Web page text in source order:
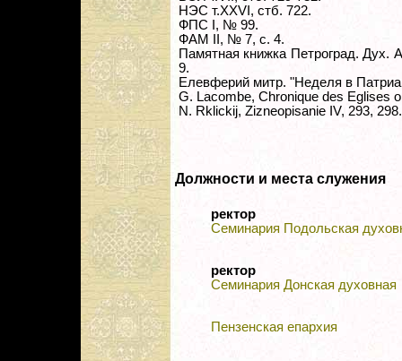
НЭС т.XXVI, стб. 722.
ФПС I, № 99.
ФАМ II, № 7, с. 4.
Памятная книжка Петроград. Дух.
9.
Елевферий митр. "Неделя в
G. Lacombe, Chronique des Eglises
N. Rklickij, Zizneopisanie IV, 293, 298.
Должности и места служения
ректор
Семинария Подольская
ректор
Семинария Донская духовная
Пензенская епархия